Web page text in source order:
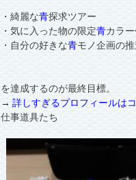
・綺麗な青探求ツアー
・気に入った物の限定青カラ
・自分の好きな青モノ企画の
を達成するのが最終目標。
→ 詳しすぎるプロフィールは
仕事道具たち